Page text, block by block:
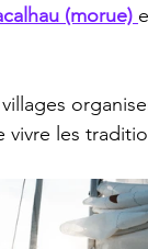
(morue)
les